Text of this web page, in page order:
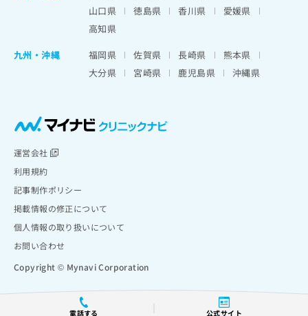
電話する 公式サイト
山口県
徳島県 香川県
愛媛県
高知県
九州・沖縄
福岡県 佐賀県 長崎県
熊本県
大分県
宮崎県 鹿児島県 沖縄県
運営会社
利用規約
記事制作ポリシー
掲載情報の修正について
個人情報の取り扱いについて
お問い合わせ
Copyright © Mynavi Corporation